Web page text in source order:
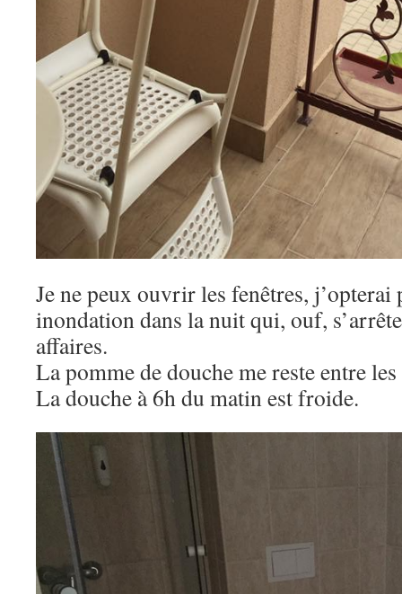
Je ne peux ouvrir les fenêtres,
inondation dans la nuit qui, ouf,
affaires.
La pomme de douche me reste entre
La douche à 6h du matin est froide.